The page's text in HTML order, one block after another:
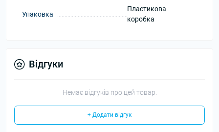
Упаковка
Пластикова
коробка
Відгуки
Немає відгуків про цей товар.
+ Додати відгук